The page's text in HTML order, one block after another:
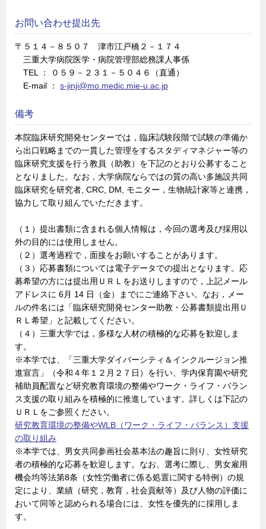
お問い合わせ提出先
〒５１４－８５０７ 津市江戸橋２－１７４
三重大学病院医学・病院管理部総務課人事係
TEL ： ０５９－２３１－５０４６（直通）
E-mail ： s-jinji@mo.medic.mie-u.ac.jp
備考
本院臨床研究開発センターでは，臨床試験段階で試験の準備か
ら出口戦略までの一貫した管理をするスタディマネジャー等の
臨床研究支援を行う教員（助教）を下記のとおり公募すること
となりました。なお，大学病院ならではの質の高い多施設共同
臨床研究を研究者, CRC, DM, モニター，生物統計家等と連携，
協力して取り組んでいただきます。
（１）提出書類に含まれる個人情報は，今回の選考及び採用以
外の目的には使用しません。
（２）選考過程で，面接をお願いすることがあります。
（３）応募書類については電子データでの提出となります。応
募希望の方には提出用ＵＲＬをお送りしますので，上記メール
アドレスに 6月 14 日（金）までにご連絡下さい。なお，メー
ルの件名には「臨床研究開発センター助教・公募書類提出用Ｕ
ＲＬ希望」と記載してください。
（４）三重大学では，多様な人材の積極的な応募を歓迎しま
す。
※本学では、「三重大学ダイバーシティ＆インクルージョン推
進宣言」（令和４年１２月２７日）を行い、学内保育園や研究
補助員配置など研究教育環境の整備やワーク・ライフ・バラン
ス支援の取り組みを積極的に推進しています。詳しくは下記の
ＵＲＬをご参照ください。
研究教育環境の整備やWLB（ワーク・ライフ・バランス）支援
の取り組み
※本学では、男女共同参画社会基本法の趣旨に則り、女性研究
者の積極的な応募を歓迎します。なお、選考に際し、男女雇用
機会均等法第8条（女性労働者に係る処置に関する特例）の規
定により、業績（研究，教育，社会貢献等）及び人物の評価に
おいて同等と認められる場合には、女性を優先的に採用しま
す。